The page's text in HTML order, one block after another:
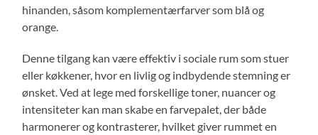
hinanden, såsom komplementærfarver som blå og
orange.
Denne tilgang kan være effektiv i sociale rum som stuer
eller køkkener, hvor en livlig og indbydende stemning er
ønsket. Ved at lege med forskellige toner, nuancer og
intensiteter kan man skabe en farvepalet, der både
harmonerer og kontrasterer, hvilket giver rummet en